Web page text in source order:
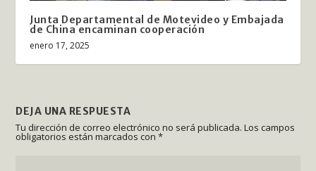
Junta Departamental de Motevideo y Embajada
de China encaminan cooperación
enero 17, 2025
DEJA UNA RESPUESTA
Tu dirección de correo electrónico no será publicada. Los campos
obligatorios están marcados con*